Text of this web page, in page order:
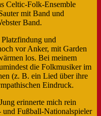
Celtic-Folk-Ensemble
mit Band und
Band.
und
vor Anker, mit Garden
los. Bei meinem
die Folkmusiker im
(z. B. ein Lied über ihre
Eindruck.
erinnerte mich rein
und Fußball-Nationalspieler